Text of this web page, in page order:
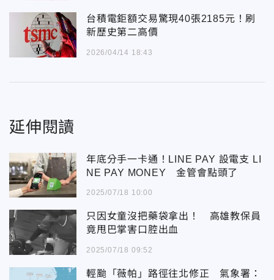
台積電鉅額交易驚現40張2185元！刷
新歷史第二高價
2026/04/14 18:43
延伸閱讀
年底分手一卡通！LINE PAY 設電支 LI
NE PAY MONEY 金管會點頭了
2025/07/18 10:00
只因女童沒把藥袋拿出！ 高雄教保員
竟甩巴掌害口腔出血
2025/07/18 09:52
輕颱「薇帕」路徑往北修正 氣象署：